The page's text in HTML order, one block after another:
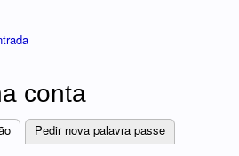
conta
(separador ativo)
Pedir nova palavra passe